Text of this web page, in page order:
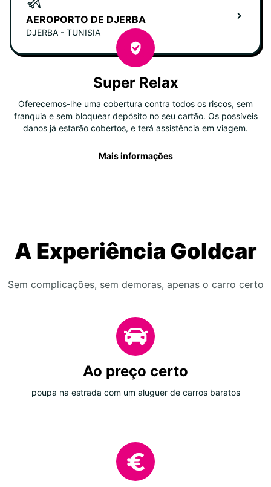
AEROPORTO DE DJERBA
DJERBA - TUNISIA
Super Relax
Oferecemos-lhe uma cobertura contra todos os riscos, sem
franquia e sem bloquear depósito no seu cartão. Os possíveis
danos já estarão cobertos, e terá assistência em viagem.
Mais informações
A Experiência Goldcar
Sem complicações, sem demoras, apenas o carro certo
Ao preço certo
poupa na estrada com um aluguer de carros baratos